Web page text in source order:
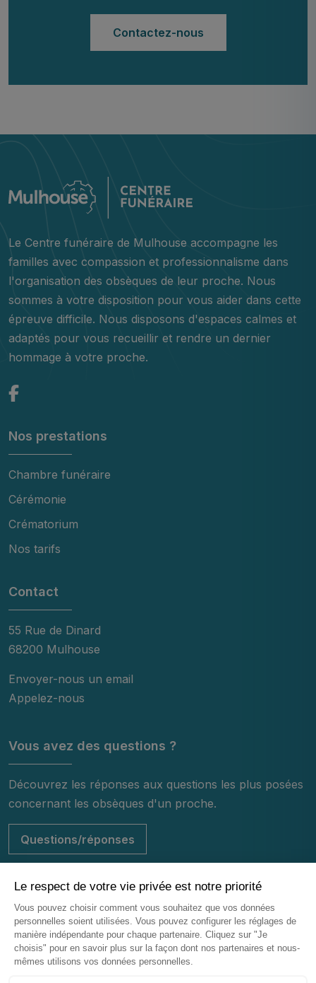
Contactez-nous
Le Centre funéraire de Mulhouse accompagne les
familles avec compassion et professionnalisme dans
l'organisation des obsèques de leur proche. Nous
sommes à votre disposition pour vous aider dans cette
épreuve difficile. Nous disposons d'espaces calmes et
adaptés pour vous recueillir et rendre un dernier
hommage à votre proche.
Nos prestations
Chambre funéraire
Cérémonie
Crématorium
Nos tarifs
Contact
55 Rue de Dinard
68200 Mulhouse
Envoyer-nous un email
Appelez-nous
Vous avez des questions ?
Découvrez les réponses aux questions les plus posées
concernant les obsèques d'un proche.
Questions/réponses
© 2026 - Centre Funéraire de Mulhouse - Tous droits réservés